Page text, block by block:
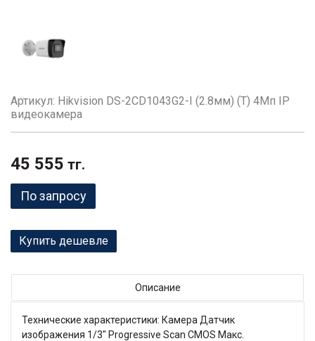
Артикул: Hikvision DS-2CD1043G2-I (2.8мм) (T) 4Мп IP
видеокамера
45 555 тг.
По запросу
Купить дешевле
Описание
Технические характеристики: Камера Датчик
изображения 1/3" Progressive Scan CMOS Макс.